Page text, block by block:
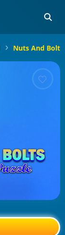
Nuts And Bolts